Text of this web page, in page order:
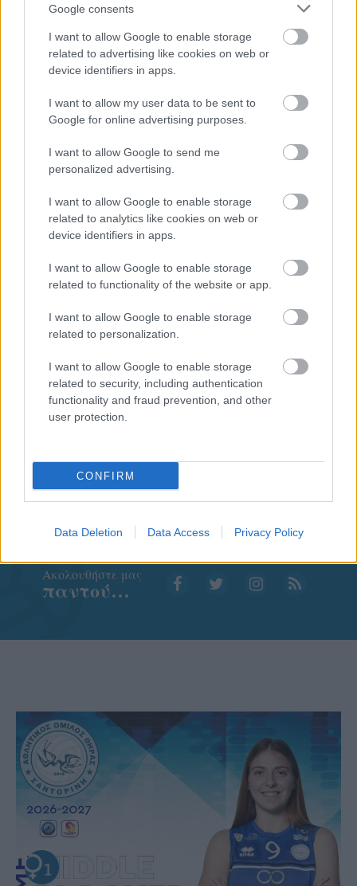
Google consents
I want to allow Google to enable storage
related to advertising like cookies on web or
device identifiers in apps.
I want to allow my user data to be sent to
Google for online advertising purposes.
I want to allow Google to send me
personalized advertising.
I want to allow Google to enable storage
related to analytics like cookies on web or
device identifiers in apps.
I want to allow Google to enable storage
related to functionality of the website or app.
I want to allow Google to enable storage
related to personalization.
I want to allow Google to enable storage
related to security, including authentication
functionality and fraud prevention, and other
user protection.
CONFIRM
Data Deletion Data Access Privacy Policy
Aκολουθήστε μας
παντού…